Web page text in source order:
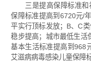
三是提高保障标准
保障标准提高到6720元/
平实行顶标发放；B、C
稳步提高；城市最低生活
基本生活标准提高到968
艾滋病病毒感染儿童保障